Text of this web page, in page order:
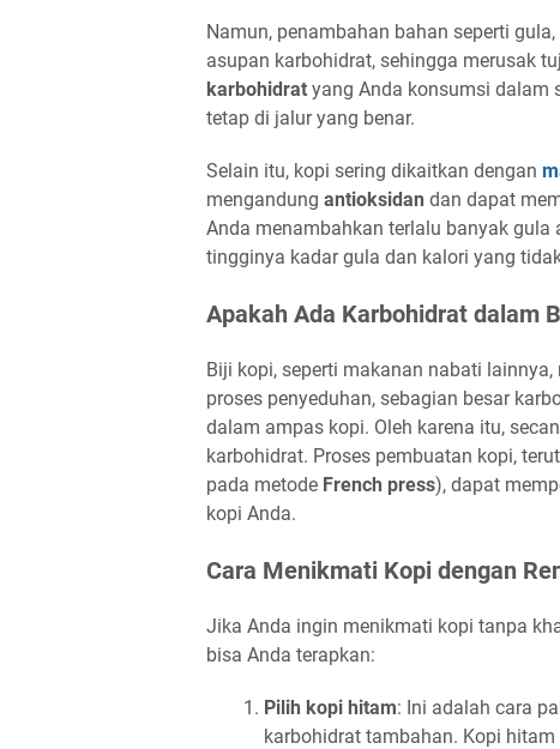
Namun, penambahan bahan seperti
asupan karbohidrat, sehingga merusak
karbohidrat yang Anda konsumsi dalam
tetap di jalur yang benar.
Selain itu, kopi sering dikaitkan dengan
mengandung antioksidan dan dapat
Anda menambahkan terlalu banyak
tingginya kadar gula dan kalori yang
Apakah Ada Karbohidrat dalam
Biji kopi, seperti makanan nabati lainnya,
proses penyeduhan, sebagian besar
dalam ampas kopi. Oleh karena itu,
karbohidrat. Proses pembuatan kopi,
pada metode French press), dapat
kopi Anda.
Cara Menikmati Kopi dengan
Jika Anda ingin menikmati kopi tanpa
bisa Anda terapkan:
Pilih kopi hitam: Ini adalah cara
karbohidrat tambahan. Kopi